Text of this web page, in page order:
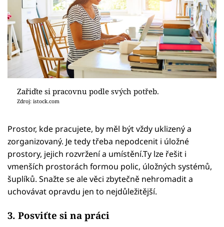
Zařiďte si pracovnu podle svých potřeb.
Zdroj: istock.com
Prostor, kde pracujete, by měl být vždy uklizený a
zorganizovaný. Je tedy třeba nepodcenit i úložné
prostory, jejich rozvržení a umístění.Ty lze řešit i
vmenších prostorách formou polic, úložných systémů,
šuplíků. Snažte se ale věci zbytečně nehromadit a
uchovávat opravdu jen to nejdůležitější.
3. Posviťte si na práci